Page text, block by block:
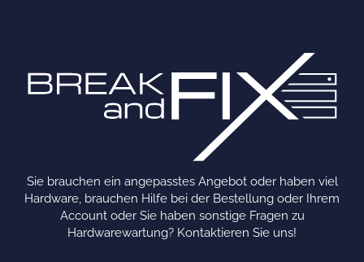
Sie brauchen ein angepasstes Angebot oder haben viel
Hardware, brauchen Hilfe bei der Bestellung oder Ihrem
Account oder Sie haben sonstige Fragen zu
Hardwarewartung? Kontaktieren Sie uns!